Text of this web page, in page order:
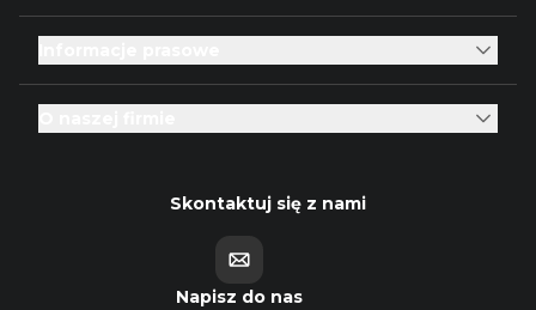
Skontaktuj się z nami
Napisz do nas